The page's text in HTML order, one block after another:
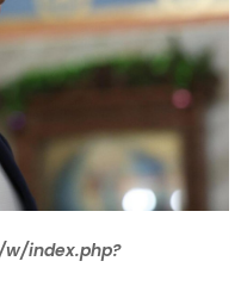
index.php?